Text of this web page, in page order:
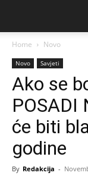
Home Novo
Novo Savjeti
Ako se
POSADI
će biti
godine
By Redakcija -